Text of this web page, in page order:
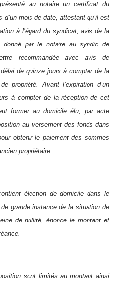
au notaire un certificat du
d’un mois de date, attestant qu’il est
à l’égard du syndicat, avis de la
donné par le notaire au syndic de
recommandée avec avis de
de quinze jours à compter de la
propriété. Avant l’expiration d’un
à compter de la réception de cet
former au domicile élu, par acte
au versement des fonds dans
obtenir le paiement des sommes
propriétaire.
élection de domicile dans le
grande instance de la situation de
de nullité, énonce le montant et
sont limités au montant ainsi